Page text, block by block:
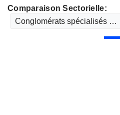
Comparaison Sectorielle: